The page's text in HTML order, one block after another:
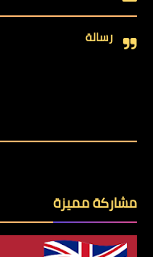
رسالة
مشاركة مميزة